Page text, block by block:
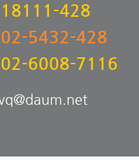
18111-428
02-5432-428
02-6008-7116